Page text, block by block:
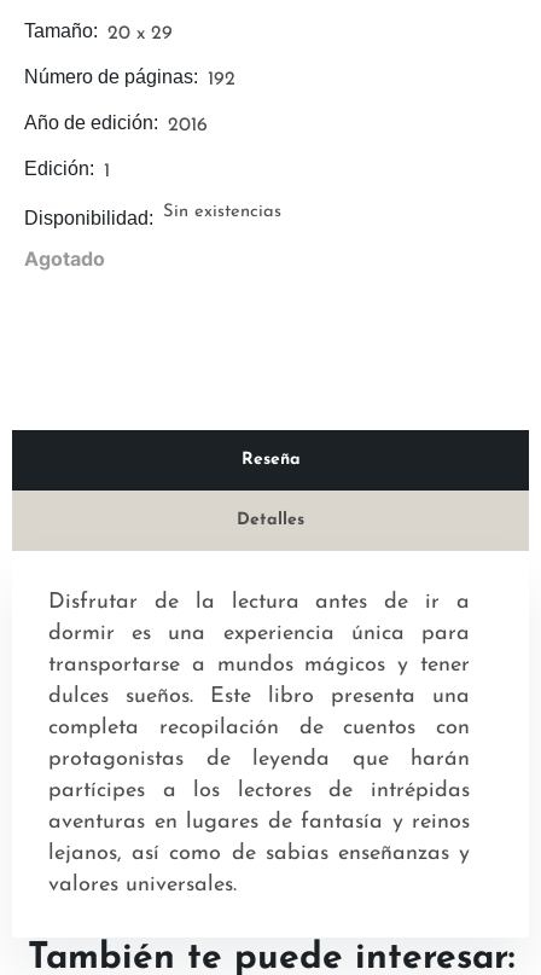
Agotado
Disponibilidad: Sin existencias
Edición: 1
Año de edición: 2016
Número de páginas: 192
Tamaño: 20 x 29
Reseña
Detalles
Disfrutar de la lectura antes de ir a
dormir es una experiencia única para
transportarse a mundos mágicos y tener
dulces sueños. Este libro presenta una
completa recopilación de cuentos con
protagonistas de leyenda que harán
partícipes a los lectores de intrépidas
aventuras en lugares de fantasía y reinos
lejanos, así como de sabias enseñanzas y
valores universales.
También te puede interesar: